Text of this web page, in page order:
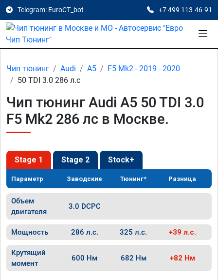
Telegram: EuroCT_bot +7 499 113-46-91
Чип тюнинг Audi A5
F5 Mk2 - 2019 - 2020
50 TDI 3.0 286 л.с
Чип тюнинг Audi A5 50 TDI 3.0
F5 Mk2 286 лс в Москве.
Stage 1 Stage 2 Stock+
Параметр Заводские Тюнинг* Разница
Объем
двигателя
3.0 DCPC
Мощность 286 л.с. 325 л.с. +39 л.с.
Крутящий
момент
600 Нм 682 Нм +82 Нм